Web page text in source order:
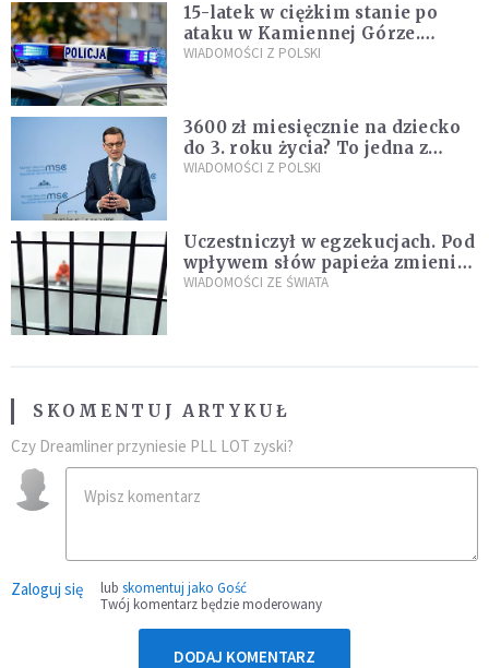
15-latek w ciężkim stanie po
ataku w Kamiennej Górze.
Policja zatrzymała dwóch
WIADOMOŚCI Z POLSKI
3600 zł miesięcznie na dziecko
do 3. roku życia? To jedna z
propozycji programu "Rozwój
WIADOMOŚCI Z POLSKI
Uczestniczył w egzekucjach. Pod
wpływem słów papieża zmienił
zdanie
WIADOMOŚCI ZE ŚWIATA
SKOMENTUJ ARTYKUŁ
Czy Dreamliner przyniesie PLL LOT zyski?
Zaloguj się lub skomentuj jako Gość
Twój komentarz będzie moderowany
DODAJ KOMENTARZ